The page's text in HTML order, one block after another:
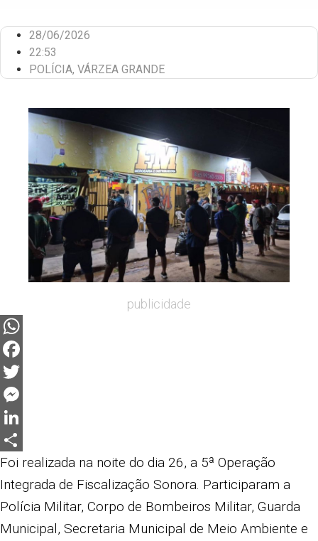
28/06/2026
22:53
POLÍCIA, VÁRZEA GRANDE
publicidade
WhatsApp
Facebook
Twitter
Messenger
LinkedIn
Share
Foi realizada na noite do dia 26, a 5ª Operação
Integrada de Fiscalização Sonora. Participaram a
Polícia Militar, Corpo de Bombeiros Militar, Guarda
Municipal, Secretaria Municipal de Meio Ambiente e